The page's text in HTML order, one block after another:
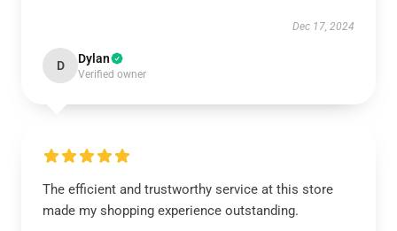
Dec 17, 2024
D Dylan
Verified owner
The efficient and trustworthy service at this store
made my shopping experience outstanding.